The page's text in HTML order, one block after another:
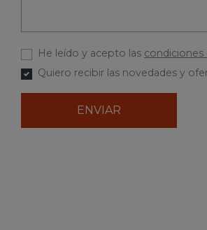
He leído y acepto las condiciones
Quiero recibir las novedades y